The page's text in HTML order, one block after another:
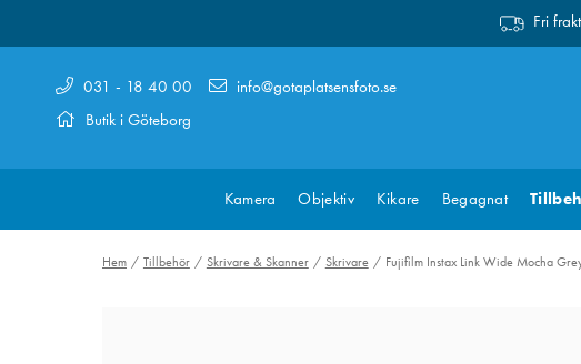
Fri
031 - 18 40 00
Butik i Göteborg
info@gotaplatsensfoto.se
Kamera Objektiv Kikare Begagnat
Hem Tillbehör Skrivare & Skanner Skrivare Fujifilm Instax Link Wide Mocha